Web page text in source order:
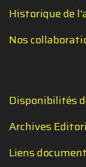
Historique de
Nos
Disponibilités
Archives
Liens